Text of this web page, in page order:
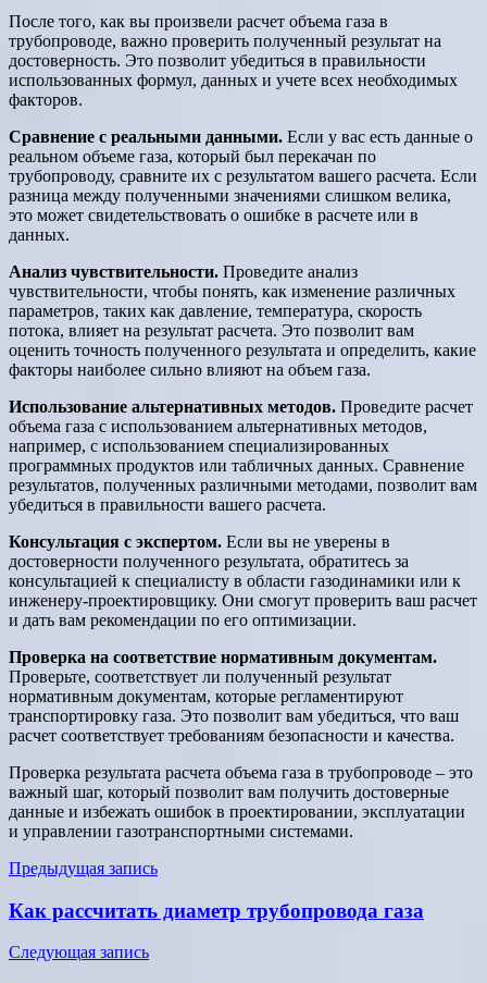
После того, как вы произвели расчет объема газа в
трубопроводе, важно проверить полученный результат на
достоверность. Это позволит убедиться в правильности
использованных формул, данных и учете всех необходимых
факторов.
Сравнение с реальными данными. Если у вас есть данные о
реальном объеме газа, который был перекачан по
трубопроводу, сравните их с результатом вашего расчета. Если
разница между полученными значениями слишком велика,
это может свидетельствовать о ошибке в расчете или в
данных.
Анализ чувствительности. Проведите анализ
чувствительности, чтобы понять, как изменение различных
параметров, таких как давление, температура, скорость
потока, влияет на результат расчета. Это позволит вам
оценить точность полученного результата и определить, какие
факторы наиболее сильно влияют на объем газа.
Использование альтернативных методов. Проведите расчет
объема газа с использованием альтернативных методов,
например, с использованием специализированных
программных продуктов или табличных данных. Сравнение
результатов, полученных различными методами, позволит вам
убедиться в правильности вашего расчета.
Консультация с экспертом. Если вы не уверены в
достоверности полученного результата, обратитесь за
консультацией к специалисту в области газодинамики или к
инженеру-проектировщику. Они смогут проверить ваш расчет
и дать вам рекомендации по его оптимизации.
Проверка на соответствие нормативным документам.
Проверьте, соответствует ли полученный результат
нормативным документам, которые регламентируют
транспортировку газа. Это позволит вам убедиться, что ваш
расчет соответствует требованиям безопасности и качества.
Проверка результата расчета объема газа в трубопроводе – это
важный шаг, который позволит вам получить достоверные
данные и избежать ошибок в проектировании, эксплуатации
и управлении газотранспортными системами.
Навигация
по
записям
Предыдущая запись
Как рассчитать диаметр трубопровода газа
Следующая запись